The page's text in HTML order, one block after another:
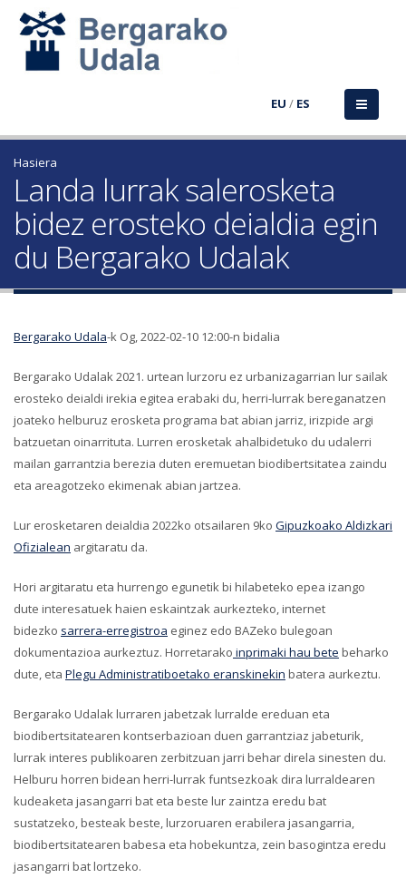
EU / ES
Hasiera
Landa lurrak salerosketa
bidez erosteko deialdia egin
du Bergarako Udalak
Bergarako Udala-k Og, 2022-02-10 12:00-n bidalia
Bergarako Udalak 2021. urtean lurzoru ez urbanizagarrian lur sailak
erosteko deialdi irekia egitea erabaki du, herri-lurrak bereganatzen
joateko helburuz erosketa programa bat abian jarriz, irizpide argi
batzuetan oinarrituta. Lurren erosketak ahalbidetuko du udalerri
mailan garrantzia berezia duten eremuetan biodibertsitatea zaindu
eta areagotzeko ekimenak abian jartzea.
Lur erosketaren deialdia 2022ko otsailaren 9ko Gipuzkoako Aldizkari
Ofizialean argitaratu da.
Hori argitaratu eta hurrengo egunetik bi hilabeteko epea izango
dute interesatuek haien eskaintzak aurkezteko, internet
bidezko sarrera-erregistroa eginez edo BAZeko bulegoan
dokumentazioa aurkeztuz. Horretarako inprimaki hau bete beharko
dute, eta Plegu Administratiboetako eranskinekin batera aurkeztu.
Bergarako Udalak lurraren jabetzak lurralde ereduan eta
biodibertsitatearen kontserbazioan duen garrantziaz jabeturik,
lurrak interes publikoaren zerbitzuan jarri behar direla sinesten du.
Helburu horren bidean herri-lurrak funtsezkoak dira lurraldearen
kudeaketa jasangarri bat eta beste lur zaintza eredu bat
sustatzeko, besteak beste, lurzoruaren erabilera jasangarria,
biodibertsitatearen babesa eta hobekuntza, zein basogintza eredu
jasangarri bat lortzeko.